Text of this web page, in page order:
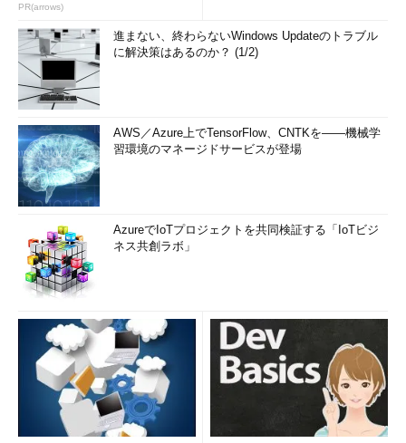
PR(arrows)
進まない、終わらないWindows Updateのトラブル
に解決策はあるのか？ (1/2)
AWS／Azure上でTensorFlow、CNTKを――機械学
習環境のマネージドサービスが登場
AzureでIoTプロジェクトを共同検証する「IoTビジ
ネス共創ラボ」